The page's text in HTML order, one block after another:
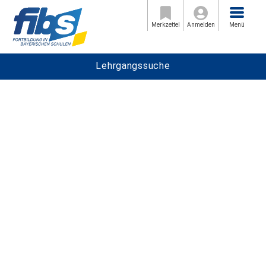
Merkzettel Anmelden
Menü
Menü
Lehrgangssuche